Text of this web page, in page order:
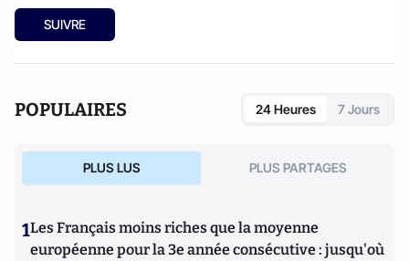
SUIVRE
POPULAIRES 24 Heures 7 Jours
PLUS LUS PLUS PARTAGES
1Les Français moins riches que la moyenne
européenne pour la 3e année consécutive : jusqu'où